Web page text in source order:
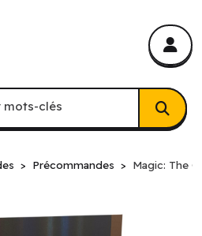
mots-clés
mots-clés
Précommandes Magic: The